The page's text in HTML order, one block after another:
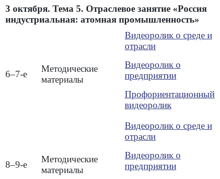
3 октября. Тема 5. Отраслевое занятие «Россия
индустриальная: атомная промышленность»
6–7-е
Методические
материалы
Видеоролик о среде и
отрасли
Видеоролик о
предприятии
Профориентационный
видеоролик
8–9-е
Методические
материалы
Видеоролик о среде и
отрасли
Видеоролик о
предприятии